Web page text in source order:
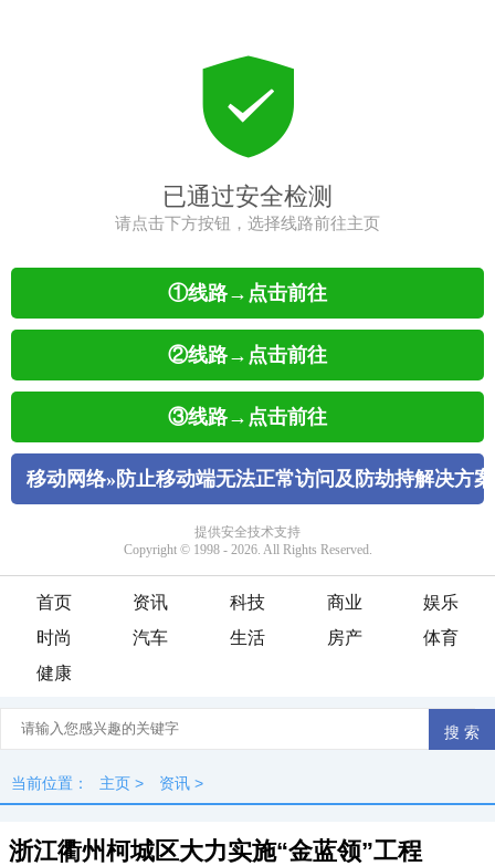
首页 资讯 科技 商业
娱乐
时尚
汽车 生活 房产
体育
健康
当前位置： 主页 > 资讯 >
浙江衢州柯城区大力实施“金蓝领”工程